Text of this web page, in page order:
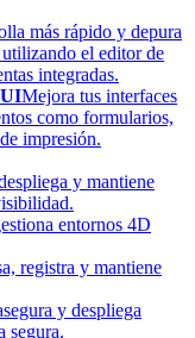
más rápido y depura
el editor de
integradas.
Mejora tus interfaces
como formularios,
impresión.
y mantiene
entornos 4D
registra y mantiene
y despliega
segura.